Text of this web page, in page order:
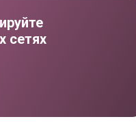
сетях